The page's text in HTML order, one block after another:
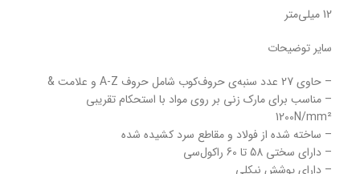
12 میلی‌متر
سایر توضیحات
– حاوی 27 عدد سنبه‌‌ی حروف‌کوب شامل حروف A-Z و علامت &
– مناسب برای مارک زنی بر روی مواد با استحکام تقریبی
1200N/mm²
– ساخته شده از فولاد و مقاطع سرد کشیده شده
– دارای سختی 58 تا 60 راکول‌سی
– دارای پوشش نیکلی